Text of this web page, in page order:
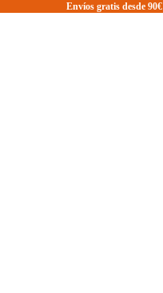
Envíos gratis desde